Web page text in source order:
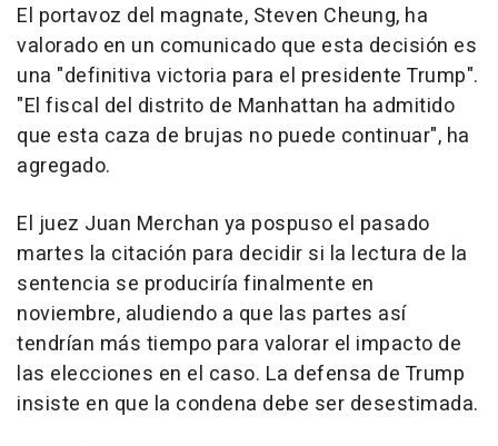
El portavoz del magnate, Steven Cheung, ha
valorado en un comunicado que esta decisión es
una "definitiva victoria para el presidente Trump".
"El fiscal del distrito de Manhattan ha admitido
que esta caza de brujas no puede continuar", ha
agregado.
El juez Juan Merchan ya pospuso el pasado
martes la citación para decidir si la lectura de la
sentencia se produciría finalmente en
noviembre, aludiendo a que las partes así
tendrían más tiempo para valorar el impacto de
las elecciones en el caso. La defensa de Trump
insiste en que la condena debe ser desestimada.